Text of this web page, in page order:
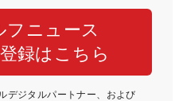
フニュース
録はこちら
デジタルパートナー、および